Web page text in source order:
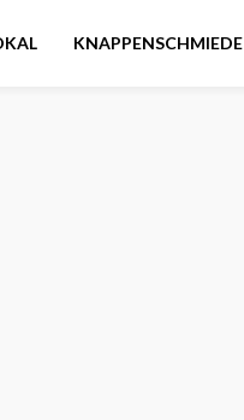
KNAPPENSCHMIEDE